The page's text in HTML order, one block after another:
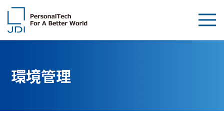
製品・技術
環境管理